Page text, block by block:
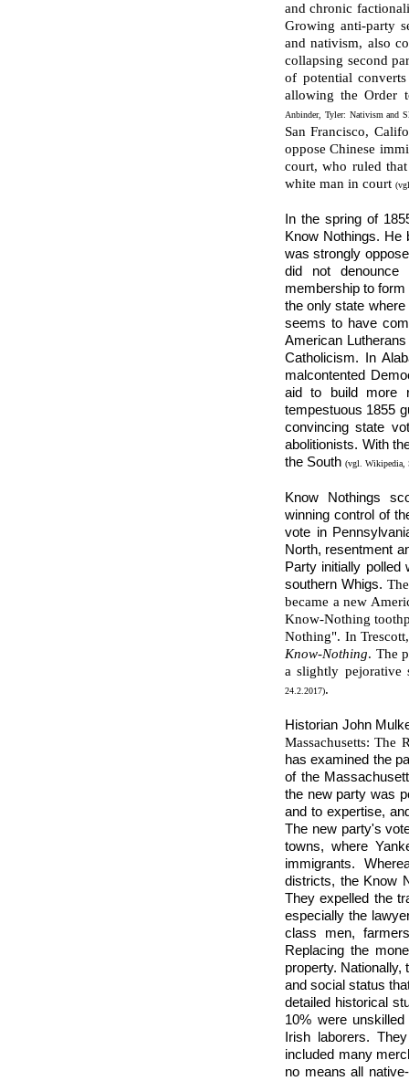
and chronic
Growing anti-party
and nativism, also
collapsing second
of potential
allowing the Order
Anbinder, Tyler: Nativism and
San Francisco,
oppose Chinese
court, who ruled
white man in court
In the spring of
Know Nothings. He
was strongly
did not
membership to
the only state
seems to have
American
Catholicism. In
malcontented
aid to build more
tempestuous 1855
convincing state
abolitionists. With
the South (vgl. Wikipedia,
Know Nothings
winning control of
vote in
North, resentment
Party initially polled
southern Whigs.
became a new
Know-Nothing
Nothing". In Trescott,
Know-Nothing. The
a slightly pejorative
24.2.2017).
Historian John
Massachusetts: The
has examined the
of the
the new party was
and to expertise,
The new party's
towns, where
immigrants.
districts, the Know
They expelled the
especially the
class men,
Replacing the
property.
and social status
detailed historical
10% were
Irish laborers.
included many
no means all